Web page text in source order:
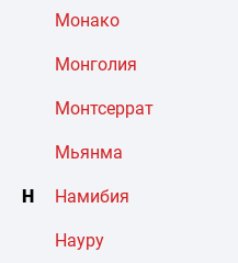
Монако
Монголия
Монтсеррат
Мьянма
Н Намибия
Науру